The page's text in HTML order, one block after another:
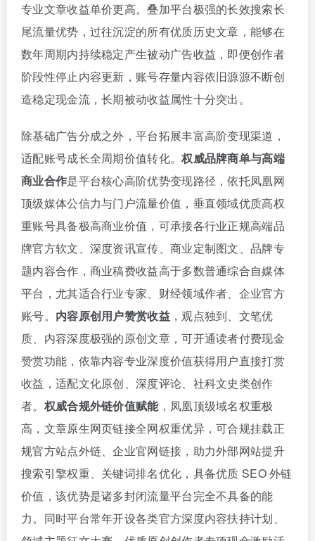
专业文章收益单价更高。叠加平台极强的长效搜索长
尾流量优势，过往沉淀的所有优质历史文章，能够在
数年周期内持续稳定产生被动广告收益，即便创作者
阶段性停止内容更新，账号存量内容依旧源源不断创
造稳定现金流，长期被动收益属性十分突出。
除基础广告分成之外，平台拓展丰富高阶变现渠道，
适配账号成长全周期价值转化。权威品牌商单与高端
商业合作是平台核心高阶优势变现路径，依托凤凰网
顶级媒体公信力与门户流量价值，垂直领域优质高权
重账号具备极高商业价值，可承接各行业正规高端品
牌官方软文、深度资讯宣传、商业定制图文、品牌专
题内容合作，商业稿费收益高于多数普通综合自媒体
平台，尤其适合行业专家、财经领域作者、企业官方
账号。 内容原创用户赞赏收益，观点独到、文笔优
质、内容深度极强的原创文章，可开通读者付费现金
赞赏功能，依靠内容专业深度价值获得用户直接打赏
收益，适配文化原创、深度评论、社科文史类创作
者。 权威合规外链价值赋能，凤凰顶级域名权重极
高，文章原生网页链接全网权重优异，可合规挂载正
规官方站点外链、企业官网链接，助力外部网站提升
搜索引擎权重、关键词排名优化，具备优质 SEO 外链
价值，该优势是诸多封闭流量平台完全不具备的能
力。同时平台常年开设各类官方深度内容扶持计划、